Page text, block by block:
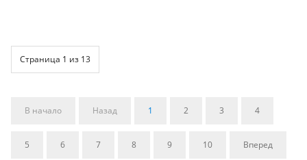
Страница 1 из 13
В начало Назад 1 2 3 4
5 6 7 8 9 10 Вперед